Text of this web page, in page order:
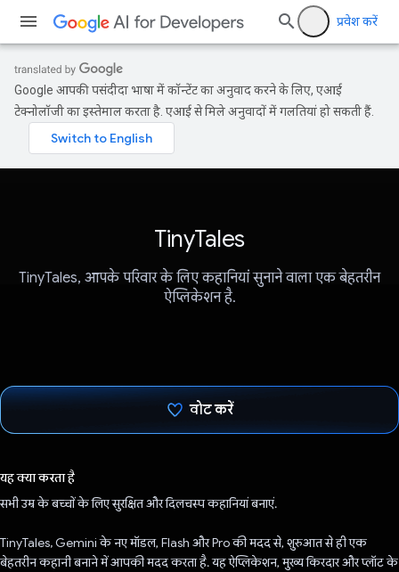
प्रवेश करें
Google आपकी पसंदीदा भाषा में कॉन्टेंट का अनुवाद करने के लिए, एआई
टेक्नोलॉजी का इस्तेमाल करता है. एआई से मिले अनुवादों में गलतियां हो सकती हैं.
TinyTales
TinyTales, आपके परिवार के लिए कहानियां सुनाने वाला एक बेहतरीन
ऐप्लिकेशन है.
वोट करें
यह क्या करता है
सभी उम्र के बच्चों के लिए सुरक्षित और दिलचस्प कहानियां बनाएं.
TinyTales, Gemini के नए मॉडल, Flash और Pro की मदद से, शुरुआत से ही एक
बेहतरीन कहानी बनाने में आपकी मदद करता है. यह ऐप्लिकेशन, मुख्य किरदार और प्लॉट के